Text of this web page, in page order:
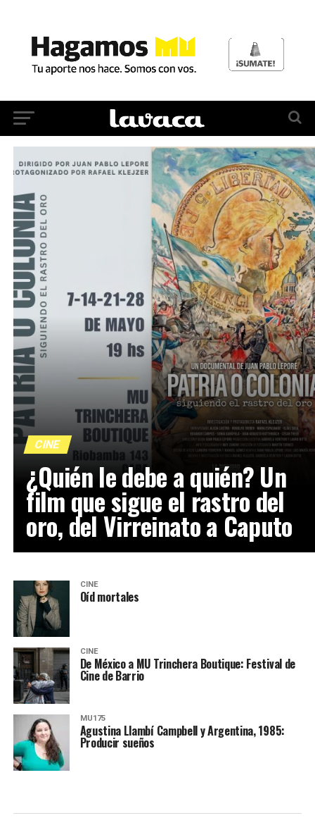
CINE
¿Quién le debe a quién? Un
film que sigue el rastro del
oro, del Virreinato a Caputo
CINE
Oíd mortales
CINE
De México a MU Trinchera Boutique: Festival de
Cine de Barrio
MU175
Agustina Llambí Campbell y Argentina, 1985:
Producir sueños